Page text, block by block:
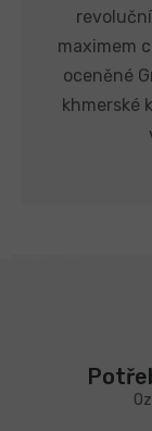
maximem
oceněné
khmerské